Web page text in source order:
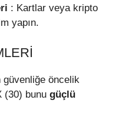
: Kartlar veya kripto
yapın.
öncelik
(30) bunu güçlü